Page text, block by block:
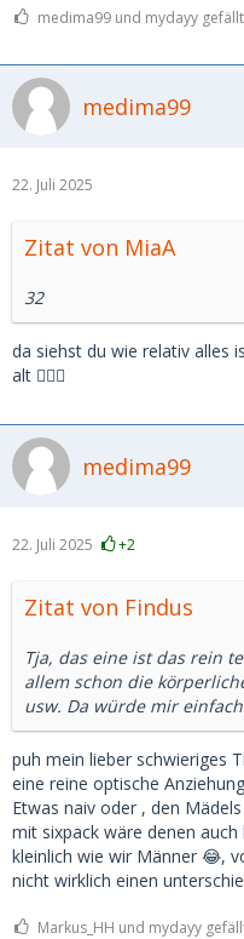
medima99 und mydayy
medima99
22. Juli 2025
Zitat von MiaA
32
da siehst du wie relativ alles
alt 🤷🏼‍♂️
medima99
22. Juli 2025 +2
Zitat von Findus
Tja, das eine ist das rein
allem schon die
usw. Da würde mir
puh mein lieber schwieriges
eine reine optische
Etwas naiv oder , den
mit sixpack wäre denen
kleinlich wie wir Männer 😂,
nicht wirklich einen
Markus_HH und mydayy